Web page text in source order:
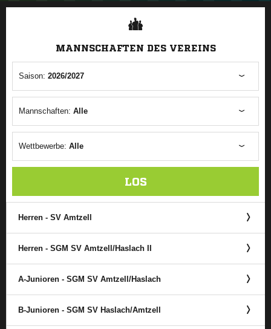
ANZEIGE
MANNSCHAFTEN DES VEREINS
Saison: 2026/2027
Mannschaften: Alle
Wettbewerbe: Alle
LOS
Herren - SV Amtzell
Herren - SGM SV Amtzell/​Haslach II
A-Junioren - SGM SV Amtzell/​Haslach
B-Junioren - SGM SV Haslach/​Amtzell